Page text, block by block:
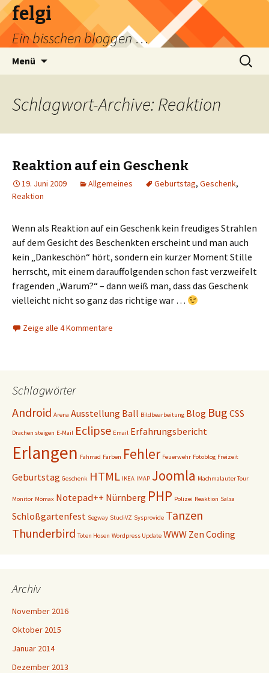
felgi
Ein bisschen bloggen …
Menü
Suchen
nach:
Schlagwort-Archive: Reaktion
Reaktion auf ein Geschenk
19. Juni 2009 Allgemeines Geburtstag, Geschenk,
Reaktion
Wenn als Reaktion auf ein Geschenk kein freudiges Strahlen
auf dem Gesicht des Beschenkten erscheint und man auch
kein „Dankeschön“ hört, sondern ein kurzer Moment Stille
herrscht, mit einem darauffolgenden schon fast verzweifelt
fragenden „Warum?“ – dann weiß man, dass das Geschenk
vielleicht nicht so ganz das richtige war …
Zeige alle 4 Kommentare
Schlagwörter
Android Arena Ausstellung Ball Bildbearbeitung Blog Bug CSS
Drachen steigen E-Mail Eclipse Email Erfahrungsbericht
Erlangen Fahrrad Farben Fehler Feuerwehr Fotoblog Freizeit
Geburtstag Geschenk HTML IKEA IMAP Joomla Machmalauter Tour
Monitor Mömax Notepad++ Nürnberg PHP Polizei Reaktion Salsa
Schloßgartenfest Segway StudiVZ Sysprovide Tanzen
Thunderbird Toten Hosen Wordpress Update WWW Zen Coding
Archiv
November 2016
Oktober 2015
Januar 2014
Dezember 2013